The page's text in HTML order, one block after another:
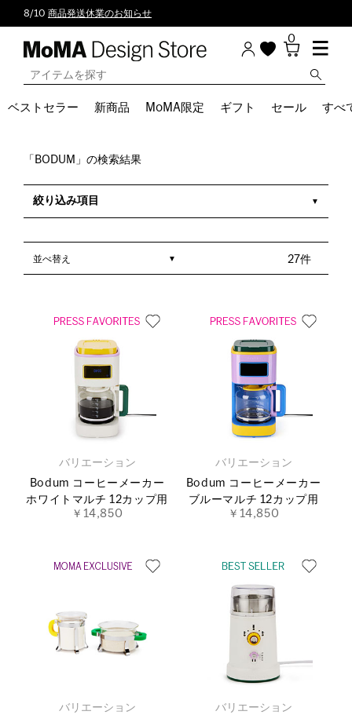
8/10 商品発送休業のお知らせ
0
ベストセラー 新商品 MoMA限定 ギフト セール すべ
「BODUM」の検索結果
絞り込み項目
27件
並べ替え
バリエーション
Bodum コーヒーメーカー
ホワイトマルチ 12カップ用
￥14,850
バリエーション
Bodum コーヒーメーカー
ブルーマルチ 12カップ用
￥14,850
バリエーション
バリエーション